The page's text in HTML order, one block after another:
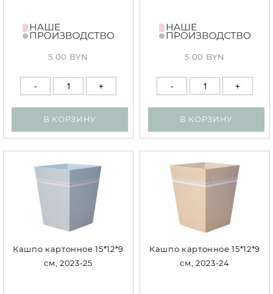
5.00 BYN
В КОРЗИНУ
5.00 BYN
В КОРЗИНУ
Кашпо картонное 15*12*9
см, 2023-25
Кашпо картонное 15*12*9
см, 2023-24